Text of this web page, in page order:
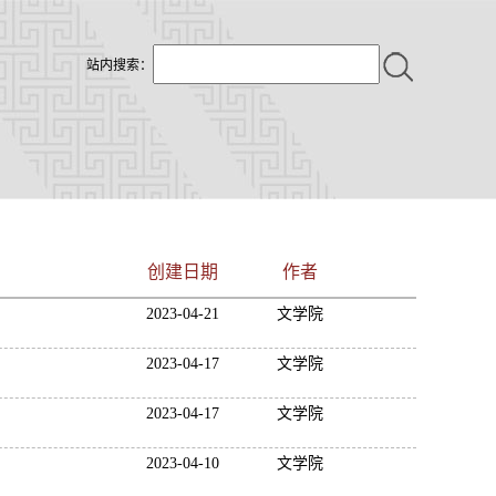
站内搜索：
创建日期 作者
2023-04-21 文学院
2023-04-17 文学院
2023-04-17 文学院
2023-04-10 文学院